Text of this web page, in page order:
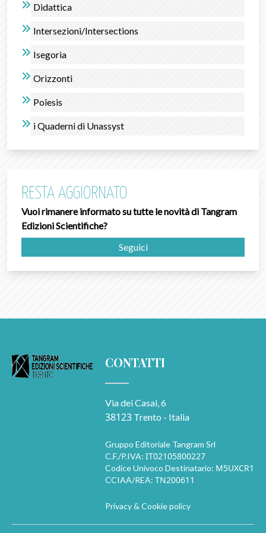
Didattica
Intersezioni/Intersections
Isegorìa
Orizzonti
Poîesis
i Quaderni di Unassyst
RESTA AGGIORNATO
Vuoi rimanere informato su tutte le novità di Tangram
Edizioni Scientifiche?
Seguici
CONTATTI
Via dei Casai, 6
38123 Trento - Italia
Gruppo Editoriale Tangram Srl
C.F./P.IVA: IT02105800227
Codice Univoco Destinatario: M5UXCR1
CCIAA/REA: TN200611
Privacy & Cookie policy